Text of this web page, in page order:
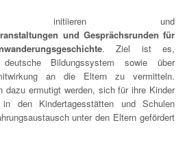
initiieren und
und Gesprächsrunden für
. Ziel ist es,
Bildungssystem sowie über
an die Eltern zu vermitteln.
dazu ermutigt werden, sich für ihre Kinder
den Kindertagesstätten und Schulen
unter den Eltern gefördert